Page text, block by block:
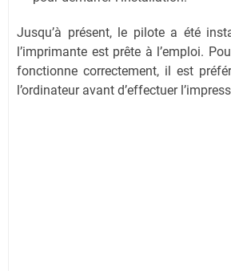
Jusqu’à présent, le pilote a été
l’imprimante est prête à l’emploi.
fonctionne correctement, il est
l’ordinateur avant d’effectuer